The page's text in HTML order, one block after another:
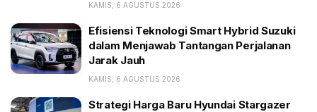
Kia Carens Manual Meluncur dengan Harga
Kompetitif dan Fitur Modern untuk Keluarga
Efisiensi Teknologi Smart Hybrid Suzuki dalam
Menjawab Tantangan Perjalanan Jarak Jauh
Strategi Harga Baru Hyundai Stargazer Cartenz
Tantang Dominasi MPV di Indonesia
KAMIS, 6 AGUSTUS 2026
Efisiensi Teknologi Smart Hybrid Suzuki
dalam Menjawab Tantangan Perjalanan
Jarak Jauh
KAMIS, 6 AGUSTUS 2026
Strategi Harga Baru Hyundai Stargazer